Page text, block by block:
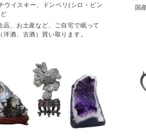
ウイスキー、ドンペリ(シロ・ピン
品、お土産など、ご自宅で眠って
洋酒、古酒）買い取ります。
国